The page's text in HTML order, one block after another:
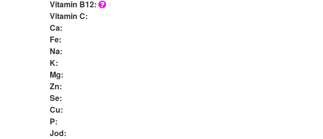
Vitamin B12:
Vitamin C:
Ca:
Fe:
Na:
K:
Mg:
Zn:
Se:
Cu:
P:
Jod: